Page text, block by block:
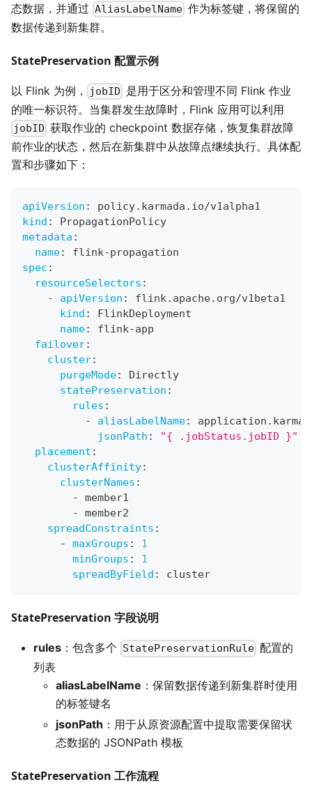
态数据，并通过 AliasLabelName 作为标签键，将保留的
数据传递到新集群。
StatePreservation 配置示例
以 Flink 为例， jobID 是用于区分和管理不同 Flink 作业
的唯一标识符。当集群发生故障时，Flink 应用可以利用
jobID 获取作业的 checkpoint 数据存储，恢复集群故障
前作业的状态，然后在新集群中从故障点继续执行。具体配
置和步骤如下：
apiVersion :
policy.karmada.io/v1alpha1
kind :
PropagationPolicy
metadata :
name: flink-propagation
spec :
resourceSelectors :
-
apiVersion :
flink.apache.org/v1beta1
kind :
FlinkDeployment
name: flink-app
failover:
cluster:
purgeMode:
Directly
statePreservation :
rules :
-
aliasLabelName:
jsonPath :
"{ .jobStatus.jobID }"
placement :
clusterAffinity:
clusterNames :
-
member1
-
member2
spreadConstraints :
-
maxGroups :
1
minGroups :
1
spreadByField : cluster
StatePreservation 字段说明
rules ：包含多个 StatePreservationRule 配置的
列表
aliasLabelName ：保留数据传递到新集群时使用
的标签键名
jsonPath ：用于从原资源配置中提取需要保留状
态数据的 JSONPath 模板
StatePreservation 工作流程